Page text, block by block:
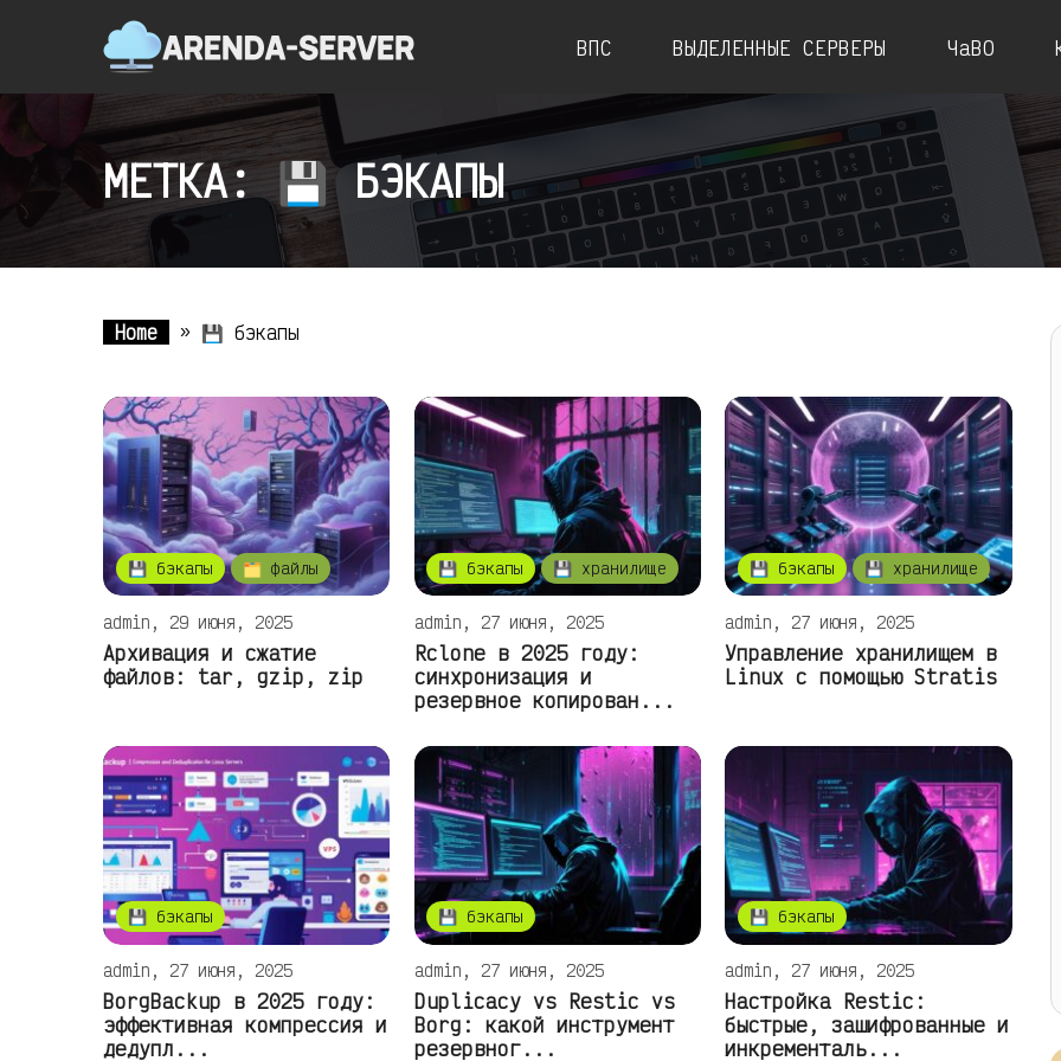
ВПС ВЫДЕЛЕННЫЕ СЕРВЕРЫ ЧаВО
МЕТКА: 💾 БЭКАПЫ
Home » 💾 бэкапы
💾 бэкапы 🗂️ файлы
admin, 29 июня, 2025
Архивация и сжатие
файлов: tar, gzip, zip
💾 бэкапы 💾 хранилище
admin, 27 июня, 2025
Rclone в 2025 году:
синхронизация и
резервное копирован...
💾 бэкапы 💾 хранилище
admin, 27 июня, 2025
Управление хранилищем в
Linux с помощью Stratis
💾 бэкапы
admin, 27 июня, 2025
BorgBackup в 2025 году:
эффективная компрессия и
дедупл...
💾 бэкапы
admin, 27 июня, 2025
Duplicacy vs Restic vs
Borg: какой инструмент
резервног...
💾 бэкапы
admin, 27 июня, 2025
Настройка Restic:
быстрые, зашифрованные и
инкременталь...